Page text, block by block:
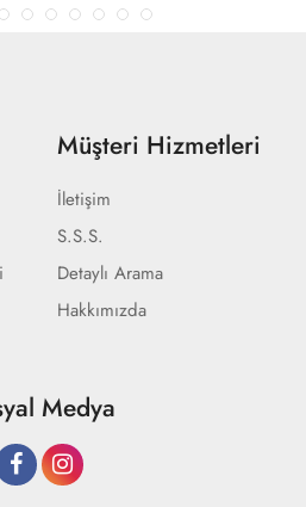
Müşteri Hizmetleri
İletişim
S.S.S.
Detaylı Arama
Hakkımızda
Medya